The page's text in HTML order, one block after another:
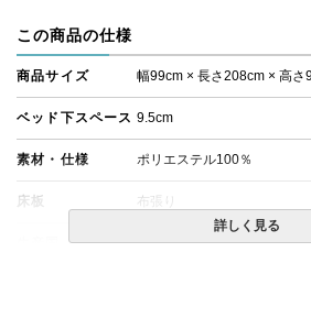
この商品の仕様
商品サイズ 幅99cm × 長さ208cm × 高さ
ベッド下スペース 9.5cm
素材・仕様 ポリエステル100％
床板 布張り
日本製
詳しく見る